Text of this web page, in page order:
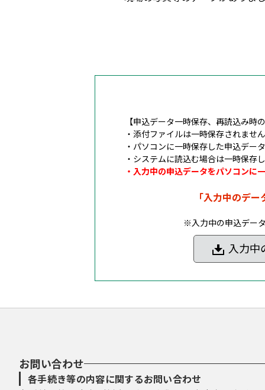
【申込データ一時保存、再読込み時
・添付ファイルは一時保存されませ
・パソコンに一時保存した申込デー
・システムに読込む場合は一時保存
・入力中の申込データをパソコンに
「入力中のデ
※入力中の申込デー
入力中
お問い合わせ
各手続き等の内容に関するお問い合わせ